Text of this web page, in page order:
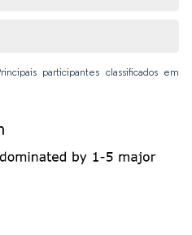
participantes classificados em